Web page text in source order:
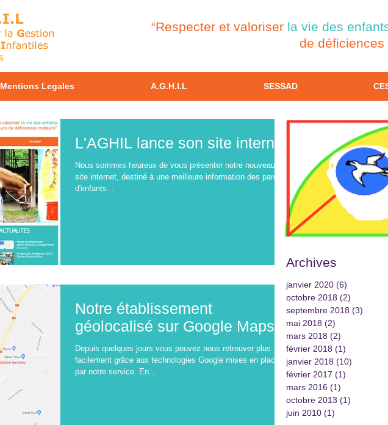
“Respecter et valoriser la vie des
de déficiences
L'AGHIL lance son site internet
Nous sommes heureux de vous présenter notre nouveau
site internet, destiné à une meilleure information des parents
d'enfants...
Notre établissement
géolocalisé sur Google Maps
Depuis quelques jours vous pouvez nous retrouver plus
facilement grâce aux technologies Google mises en place
par notre service. En...
Archives
janvier 2020 (6)
octobre 2018 (2)
septembre 2018 (3)
mai 2018 (2)
mars 2018 (2)
février 2018 (1)
janvier 2018 (10)
février 2017 (1)
mars 2016 (1)
octobre 2013 (1)
juin 2010 (1)
Mentions Legales A.G.H.I.L SESSAD